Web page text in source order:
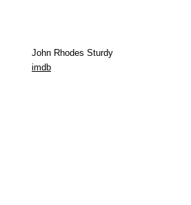
John Rhodes Sturdy
imdb